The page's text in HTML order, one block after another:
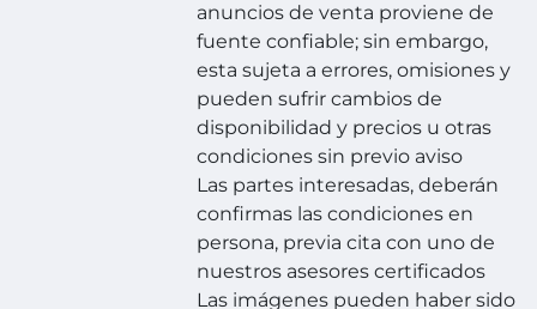
anuncios de venta proviene de
fuente confiable; sin embargo,
esta sujeta a errores, omisiones y
pueden sufrir cambios de
disponibilidad y precios u otras
condiciones sin previo aviso
Las partes interesadas, deberán
confirmas las condiciones en
persona, previa cita con uno de
nuestros asesores certificados
Las imágenes pueden haber sido